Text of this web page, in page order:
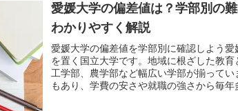
愛媛大学の偏差値は？学部別の
わかりやすく解説
愛媛大学の偏差値を学部別に確認しよう
を置く国立大学です。地域に根ざした教
工学部、農学部など幅広い学部が揃ってい
もあり、学費の安さや就職の強さから毎年